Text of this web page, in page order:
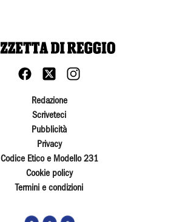
Redazione
Scriveteci
Pubblicità
Privacy
Codice Etico e Modello 231
Cookie policy
Termini e condizioni